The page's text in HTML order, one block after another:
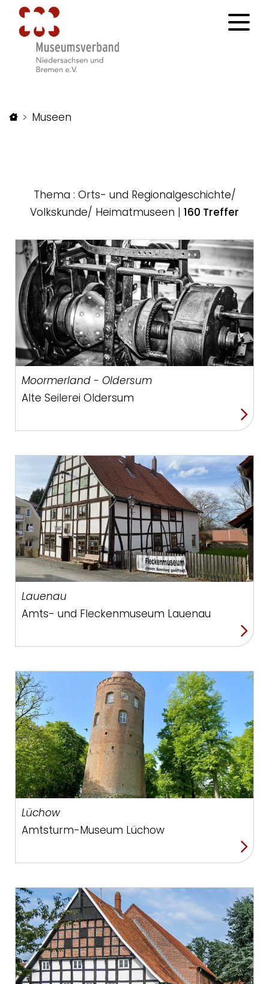
Startseite
Museen
Thema : Orts- und Regionalgeschichte/
Volkskunde/ Heimatmuseen | 160 Treffer
Moormerland - Oldersum
Alte Seilerei Oldersum
Lauenau
Amts- und Fleckenmuseum Lauenau
Lüchow
Amtsturm-Museum Lüchow